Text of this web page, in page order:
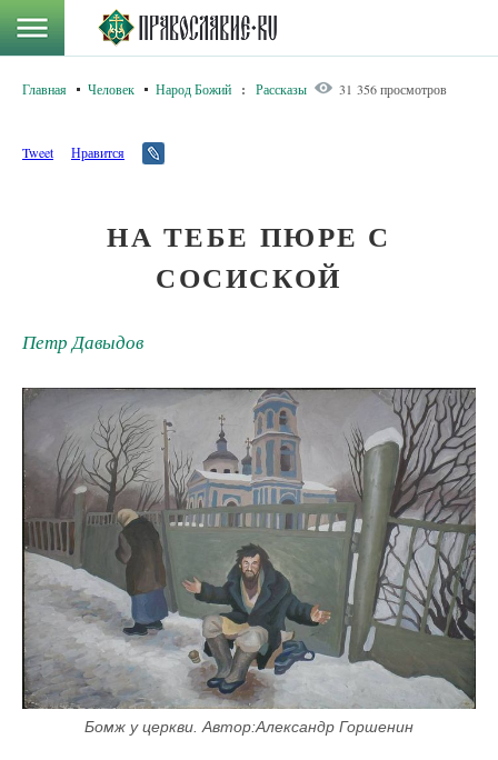
Главная Человек Народ Божий : Рассказы 31 356 просмотров
Tweet Нравится
НА ТЕБЕ ПЮРЕ С
СОСИСКОЙ
Петр Давыдов
Бомж у церкви. Автор:Александр Горшенин